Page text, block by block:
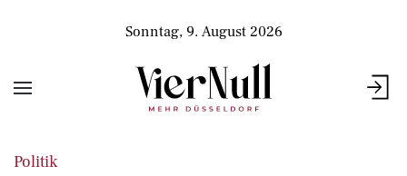
Sonntag, 9. August 2026
Politik